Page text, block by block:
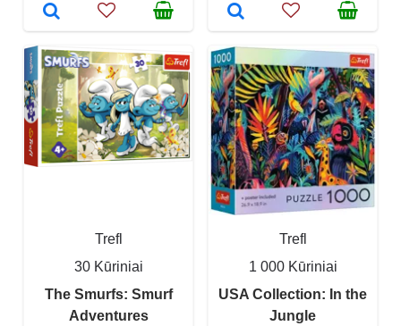
Trefl
30 Kūriniai
The Smurfs: Smurf
Adventures
Trefl
1 000 Kūriniai
USA Collection: In the
Jungle